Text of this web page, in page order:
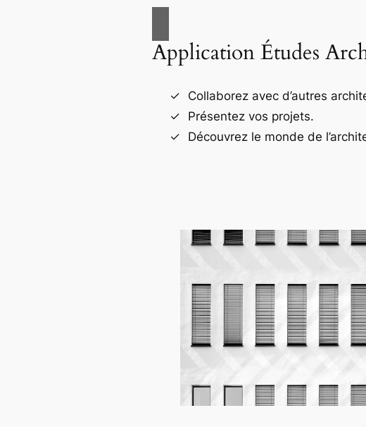
Application Études
Collaborez avec d’autres
Présentez vos projets.
Découvrez le monde de